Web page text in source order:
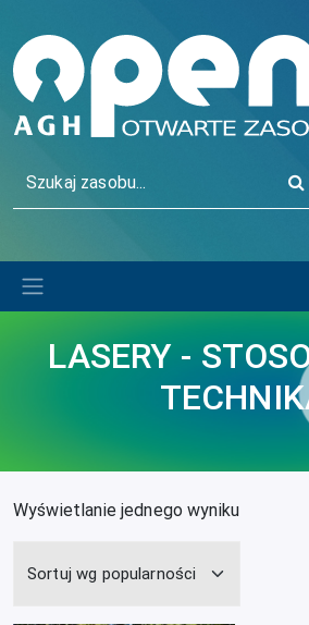
Szukaj:
LASERY -
Wyświetlanie jednego wyniku